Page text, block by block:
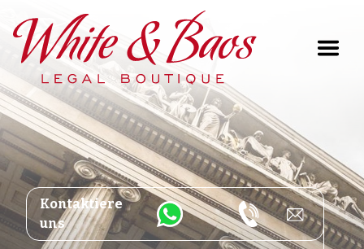
Main Navigation
Kontaktiere
uns